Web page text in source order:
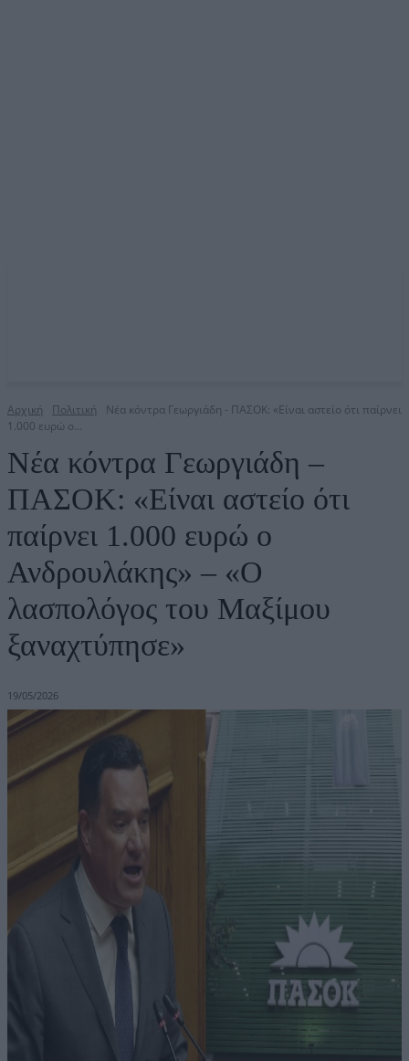
Αρχική Πολιτική
Νέα κόντρα Γεωργιάδη - ΠΑΣΟΚ: «Είναι αστείο ότι παίρνει
1.000 ευρώ ο...
Νέα κόντρα Γεωργιάδη –
ΠΑΣΟΚ: «Είναι αστείο ότι
παίρνει 1.000 ευρώ ο
Ανδρουλάκης» – «Ο
λασπολόγος του Μαξίμου
ξαναχτύπησε»
19/05/2026